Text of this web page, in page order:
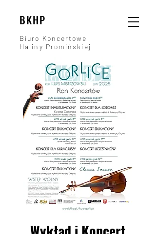
BKHP
Biuro Koncertowe
Haliny Promińskiej